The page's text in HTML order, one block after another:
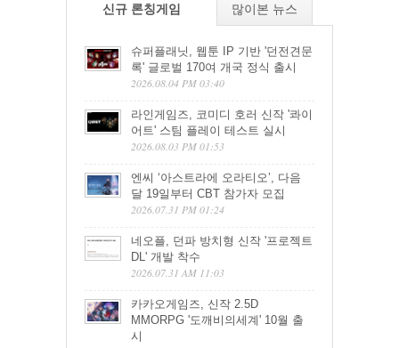
신규 론칭게임 많이본 뉴스
슈퍼플래닛, 웹툰 IP 기반 '던전견문
록' 글로벌 170여 개국 정식 출시
2026.08.04 PM 03:40
라인게임즈, 코미디 호러 신작 '콰이
어트' 스팀 플레이 테스트 실시
2026.08.03 PM 01:53
엔씨 ‘아스트라에 오라티오’, 다음
달 19일부터 CBT 참가자 모집
2026.07.31 PM 01:24
네오플, 던파 방치형 신작 '프로젝트
DL' 개발 착수
2026.07.31 AM 11:03
카카오게임즈, 신작 2.5D
MMORPG '도깨비의세계' 10월 출
시